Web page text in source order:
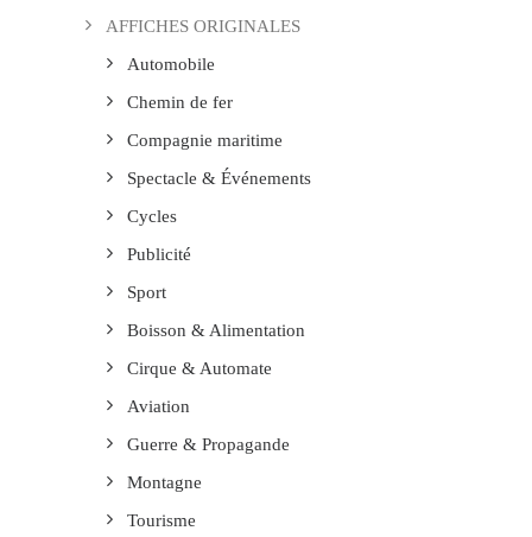
AFFICHES ORIGINALES
Automobile
Chemin de fer
Compagnie maritime
Spectacle & Événements
Cycles
Publicité
Sport
Boisson & Alimentation
Cirque & Automate
Aviation
Guerre & Propagande
Montagne
Tourisme